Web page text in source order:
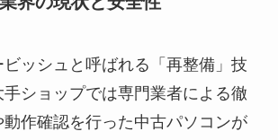
ッシュと呼ばれる「再整備」技
ショップでは専門業者による徹
動作確認を行った中古パソコンが